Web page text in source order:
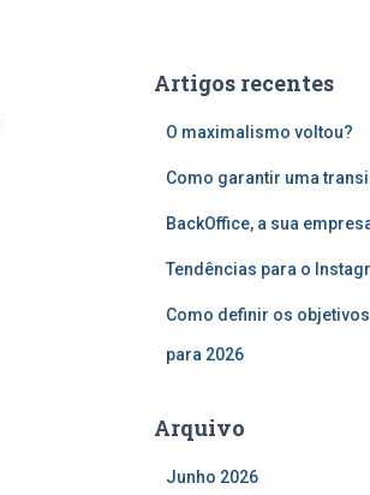
iArtigos recentes
O maximalismo voltou?
Como garantir uma
BackOffice, a sua
Tendências para o
Como definir os
para 2026
Arquivo
Junho 2026